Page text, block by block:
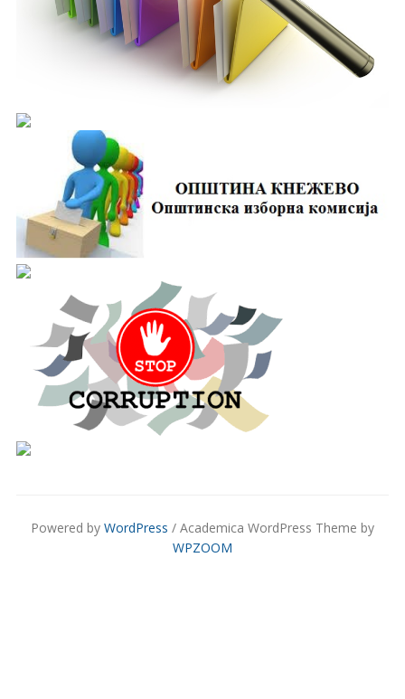
Powered by WordPress / Academica WordPress Theme by
WPZOOM